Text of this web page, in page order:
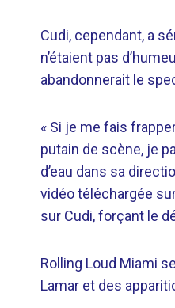
Cudi, cependant, a
n’étaient pas
abandonnerait le
« Si je me fais
putain de scène, je
d’eau dans sa
vidéo téléchargée
sur Cudi, forçant le
Rolling Loud Miami
Lamar et des